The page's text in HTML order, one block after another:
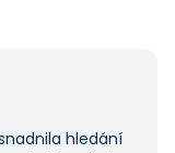
hledání